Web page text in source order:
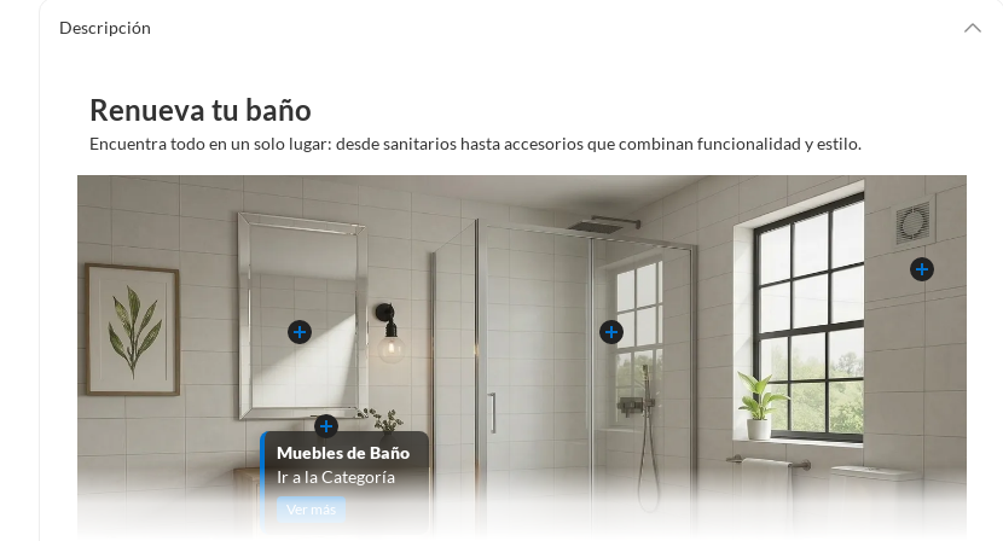
Descripción
Renueva tu baño
Encuentra todo en un solo lugar: desde sanitarios hasta accesorios que combinan funcionalidad y estilo.
Muebles de Baño
Ir a la Categoría
Ver más